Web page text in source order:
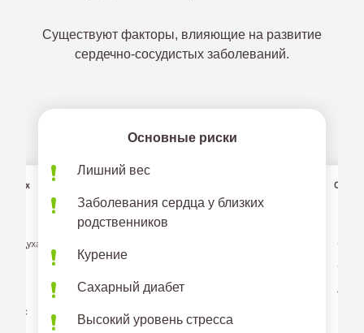
Существуют факторы, влияющие на развитие
сердечно-сосудистых заболеваний.
воздуха
пульс
Основные риски
Лишний вес
Заболевания сердца у близких
родственников
Курение
Сахарный диабет
Высокий уровень стресса
Отеки